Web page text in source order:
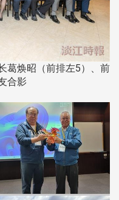
葛焕昭（前排左5）、前
合影